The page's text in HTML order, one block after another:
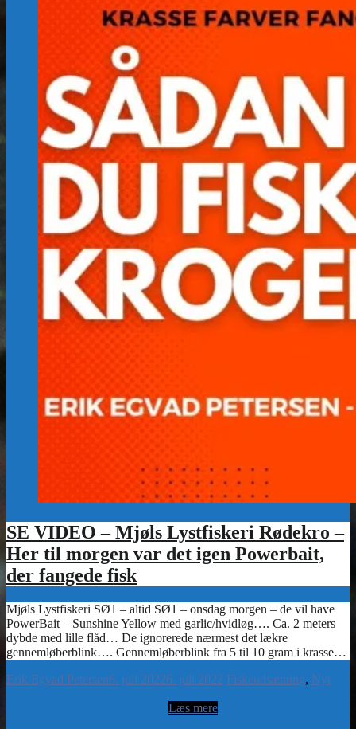
SE VIDEO – Mjøls Lystfiskeri Rødekro –
Her til morgen var det igen Powerbait,
der fangede fisk
Erik Egvad Petersen6. juli 20226. juli 2022 Fiskeudsætning Nyt